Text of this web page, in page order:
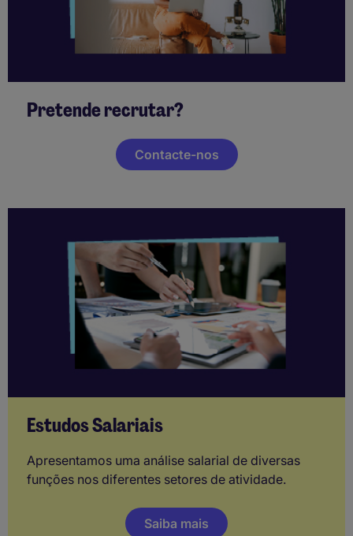
Pretende recrutar?
Contacte-nos
Estudos Salariais
Apresentamos uma análise salarial de diversas
funções nos diferentes setores de atividade.
Saiba mais